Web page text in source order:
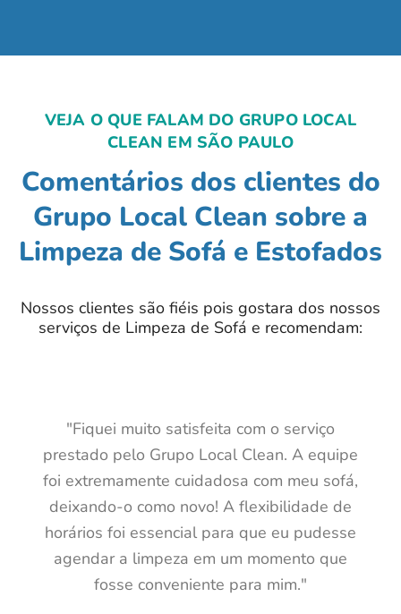
VEJA O QUE FALAM DO GRUPO LOCAL
CLEAN EM SÃO PAULO
Comentários dos clientes do
Grupo Local Clean sobre a
Limpeza de Sofá e Estofados
Nossos clientes são fiéis pois gostara dos nossos
serviços de Limpeza de Sofá e recomendam:
"Fiquei muito satisfeita com o serviço
prestado pelo Grupo Local Clean. A equipe
foi extremamente cuidadosa com meu sofá,
deixando-o como novo! A flexibilidade de
horários foi essencial para que eu pudesse
agendar a limpeza em um momento que
fosse conveniente para mim."